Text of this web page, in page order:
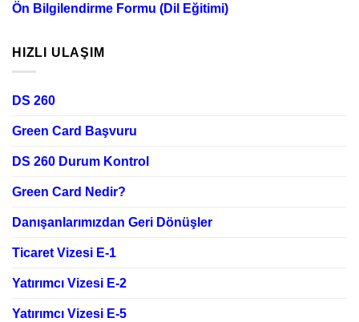
Ön Bilgilendirme Formu (Dil Eğitimi)
HIZLI ULAŞIM
DS 260
Green Card Başvuru
DS 260 Durum Kontrol
Green Card Nedir?
Danışanlarımızdan Geri Dönüşler
Ticaret Vizesi E-1
Yatırımcı Vizesi E-2
Yatırımcı Vizesi E-5